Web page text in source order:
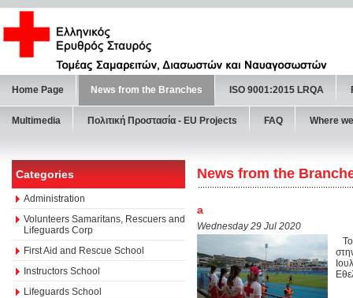
Home Page News from the Branches ISO 9001:2015 LRQA
Multimedia Πολιτική Προστασία - ΕU Projects FAQ Where
Categories
Administration
Volunteers Samaritans, Rescuers and
Lifeguards Corp
First Aid and Rescue School
Instructors School
Lifeguards School
News from the
a
Wednesday 29 Jul 2020
Το